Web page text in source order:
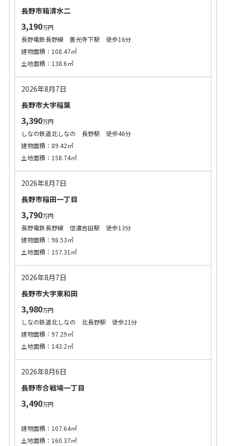
長野市箱清水二
3,190万円
長野電鉄長野線 善光寺下駅 徒歩16分
建物面積：108.47㎡
土地面積：138.6㎡
2026年8月7日
長野市大字稲葉
3,390万円
しなの鉄道北しなの 長野駅 徒歩46分
建物面積：89.42㎡
土地面積：158.74㎡
2026年8月7日
長野市稲田一丁目
3,790万円
長野電鉄長野線 信濃吉田駅 徒歩13分
建物面積：98.53㎡
土地面積：157.31㎡
2026年8月7日
長野市大字東和田
3,980万円
しなの鉄道北しなの 北長野駅 徒歩21分
建物面積：97.29㎡
土地面積：143.2㎡
2026年8月6日
長野市合戦場一丁目
3,490万円
建物面積：107.64㎡
土地面積：160.37㎡